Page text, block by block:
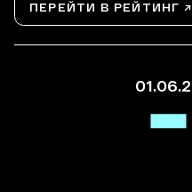
ПЕРЕЙТИ В РЕЙТИНГ ↗